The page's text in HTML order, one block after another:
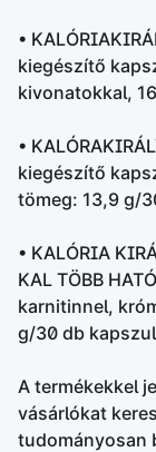
•
kiegészítő
kivonatokkal,
•
kiegészítő
tömeg: 13,9 g/
• KALÓRIA
KAL TÖBB
karnitinnel,
g/30 db
A termékekkel
vásárlókat
tudományosan